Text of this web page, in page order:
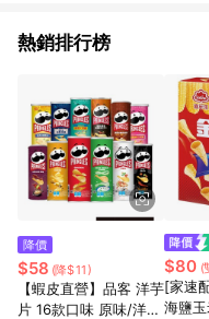
熱銷排行榜
降價
$58 (降$11)
【蝦皮直營】品客 洋芋
片 16款口味 原味/洋
$80 (
[家速
海鹽